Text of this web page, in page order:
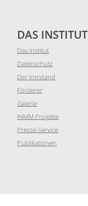
DAS INSTITUT
Das Institut
Datenschutz
Der Vorstand
Förderer
Galerie
INMM Projekte
Presse-Service
Publikationen